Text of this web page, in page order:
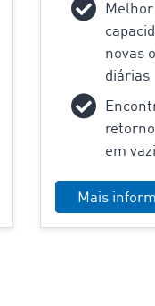
novas
diárias
em
Mais